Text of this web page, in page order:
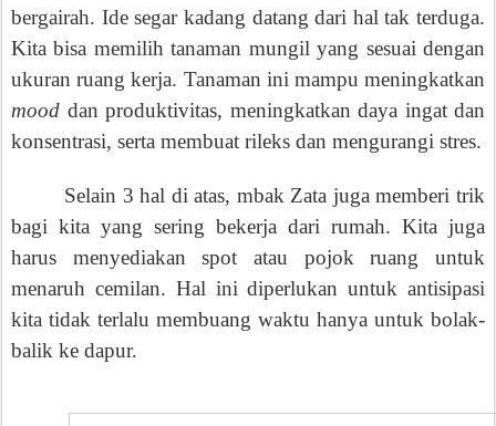
bergairah. Ide segar kadang datang dari hal tak terduga.
Kita bisa memilih tanaman mungil yang sesuai dengan
ukuran ruang kerja. Tanaman ini mampumeningkatkan
mood dan produktivitas, meningkatkan daya ingat dan
konsentrasi, serta membuat rileks dan mengurangi stres.
Selain 3 hal di atas, mbak Zata juga memberi trik
bagi kita yang sering bekerja dari rumah. Kita juga
harus menyediakan spot atau pojok ruang untuk
menaruh cemilan. Hal ini diperlukan untuk antisipasi
kita tidak terlalu membuang waktu hanya untuk bolak-
balik ke dapur.